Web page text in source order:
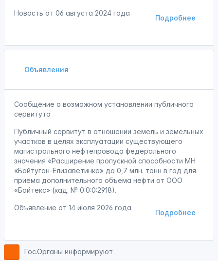
Подробнее
Новость от 06 августа 2024 года
Объявления
Сообщение о возможном установлении публичного
сервитута
Публичный сервитут в отношении земель и земельных
участков в целях эксплуатации существующего
магистрального нефтепровода федерального
значения «Расширение пропускной способности МН
«Байтуган-Елизаветинка» до 0,7 млн. тонн в год для
приема дополнительного объема нефти от ООО
«Байтекс» (кад. № 0:0:0:2918).
Подробнее
Объявление от 14 июля 2026 года
Гос.Органы информируют